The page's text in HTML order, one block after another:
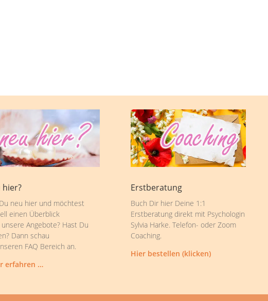
hier?
neu hier und möchtest
einen Überblick
Angebote? Hast Du
Dann schau
FAQ Bereich an.
erfahren …
Erstberatung
Buch Dir hier Deine 1:1
Erstberatung direkt mit Psychologin
Sylvia Harke. Telefon- oder Zoom
Coaching.
Hier bestellen (klicken)